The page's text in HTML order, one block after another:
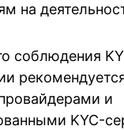
на
соблюдения
рекомендуется
и
KYC-